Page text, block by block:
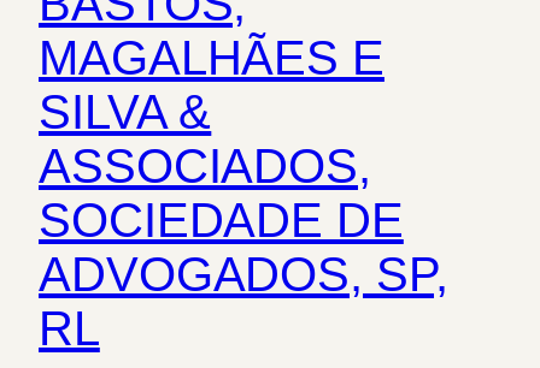
MAGALHÃES E
SILVA &
ASSOCIADOS,
SOCIEDADE DE
ADVOGADOS, SP,
RL